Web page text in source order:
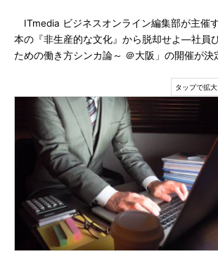
ITmedia ビジネスオンライン編集部が主催
本の『非生産的な文化』から脱却せよ―社員
ための働き方シンカ論～ ＠大阪」の開催が決